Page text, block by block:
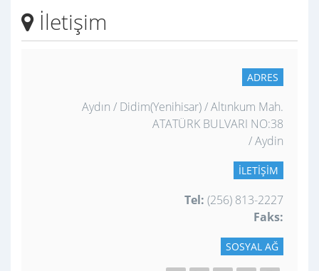
İletişim
ADRES
Aydın / Didim(Yenihisar) / Altınkum Mah.
ATATÜRK BULVARI NO:38
/ Aydin
İLETIŞIM
Tel: (256) 813-2227
Faks:
SOSYAL AĞ